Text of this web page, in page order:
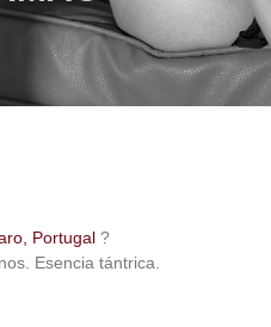
Portugal ?
Esencia tántrica